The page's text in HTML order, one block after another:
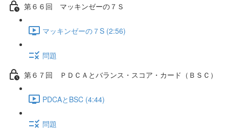
第６６回 マッキンゼーの７Ｓ
マッキンゼーの７S (2:56)
問題
第６７回 ＰＤＣＡとバランス・スコア・カード（ＢＳＣ）
PDCAとBSC (4:44)
問題